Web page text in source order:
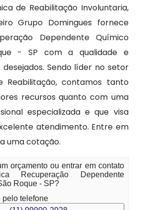
de Reabilitação Involuntaria,
Grupo Domingues fornece
Dependente Químico
- SP com a qualidade e
Sendo líder no setor
Reabilitação, contamos tanto
recursos quanto com uma
especializada e que visa
atendimento. Entre em
uma cotação.
orçamento ou entrar em contato
Recuperação Dependente
Roque - SP?
pelo telefone